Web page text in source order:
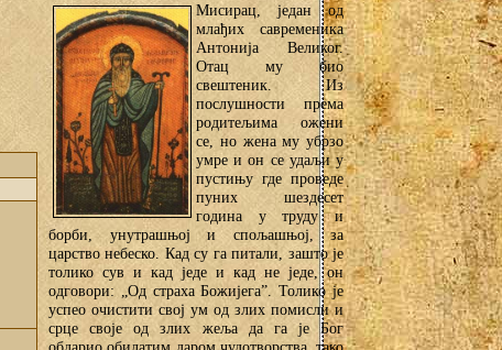
Мисирац, један од
млађих савременика
Антонија Великог.
Отац му био
свештеник. Из
послушности према
родитељима ожени
се, но жена му убрзо
умре и он се удаљи у
пустињу где проведе
пуних шездесет
година у труду и
борби, унутрашњој и спољашњој, за
царство небеско. Кад су га питали, зашто је
толико сув и кад једе и кад не једе, он
одговори: „Од страха Божијега”. Толико је
успео очистити свој ум од злих помисли и
срце своје од злих жеља да га је Бог